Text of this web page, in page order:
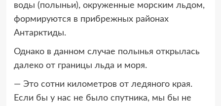
воды (полыньи), окруженные морским льдом,
формируются в прибрежных районах
Антарктиды.
Однако в данном случае полынья открылась
далеко от границы льда и моря.
— Это сотни километров от ледяного края.
Если бы у нас не было спутника, мы бы не